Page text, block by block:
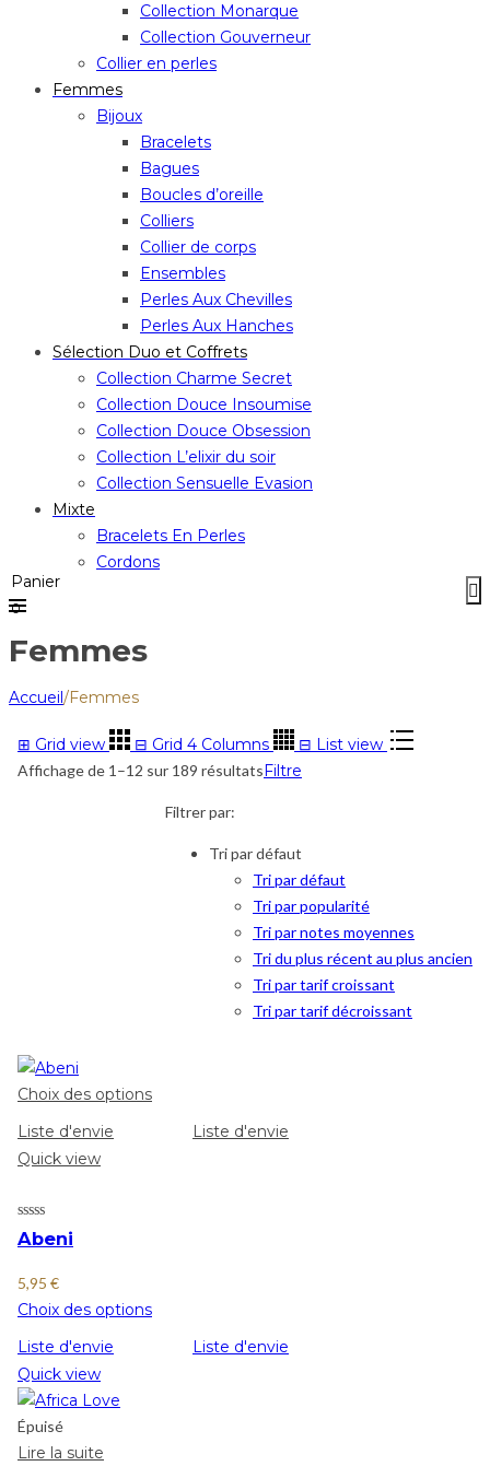
Collection Monarque
Collection Gouverneur
Collier en perles
Femmes
Bijoux
Bracelets
Bagues
Boucles d’oreille
Colliers
Collier de corps
Ensembles
Perles Aux Chevilles
Perles Aux Hanches
Sélection Duo et Coffrets
Collection Charme Secret
Collection Douce Insoumise
Collection Douce Obsession
Collection L’elixir du soir
Collection Sensuelle Evasion
Mixte
Bracelets En Perles
Cordons
Panier
0
Femmes
Accueil/Femmes
⊞ Grid view ⊟ Grid 4 Columns ⊟ List view
Affichage de 1–12 sur 189 résultatsFiltre
Filtrer par:
Tri par défaut
Tri par défaut
Tri par popularité
Tri par notes moyennes
Tri du plus récent au plus ancien
Tri par tarif croissant
Tri par tarif décroissant
Choix des options
Liste d'envie
Liste d'envie
Quick view
Abeni
5,95 €
Choix des options
Liste d'envie
Liste d'envie
Quick view
Épuisé
Lire la suite